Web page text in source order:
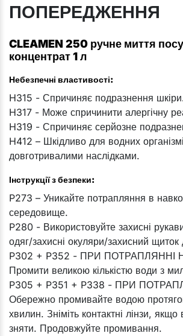
ПОПЕРЕДЖЕННЯ
CLEAMEN 250 ручне миття
концентрат 1 л
Небезпечні властивості:
H315 - Спричиняє подразнення
H317 - Може спричинити алергічну
H319 - Спричиняє серйозне
H412 – Шкідливо для водних
довготривалими наслідками.
Інструкції з безпеки:
P273 – Уникайте потрапляння в
середовище.
P280 - Використовуйте захисні
одяг/захисні окуляри/захисний
P302 + P352 - ПРИ ПОТРАПЛЯННІ
Промити великою кількістю води з
P305 + P351 + P338 - ПРИ
Обережно промивайте водою
хвилин. Зніміть контактні лінзи, якщо
зняти. Продовжуйте промивання.